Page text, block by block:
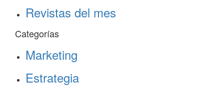
Revistas del mes
Categorías
Marketing
Estrategia